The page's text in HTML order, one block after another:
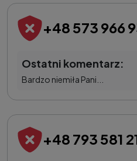
+48 573 966
Ostatni komentarz:
Bardzo niemiła Pani...
+48 793 581